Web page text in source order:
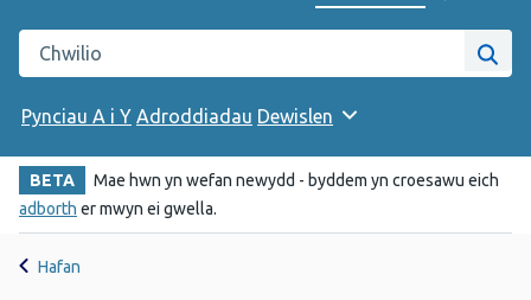
Newid iaith y wefan
Chwilio gwefan Iechyd Cyhoeddus Cymru
Pynciau A i Y Adroddiadau Dewislen
BETA
Mae hwn yn wefan newydd - byddem yn croesawu eich
adborth er mwyn ei gwella.
Hafan